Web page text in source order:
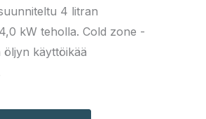
4 litran
kW teholla. Cold zone -
öljyn käyttöikää